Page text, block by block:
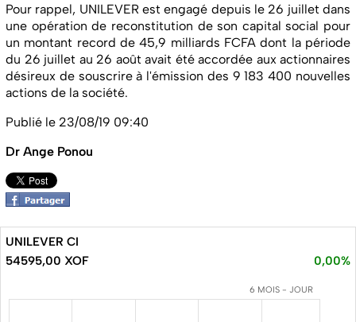
Pour rappel, UNILEVER est engagé depuis le 26 juillet dans
une opération de reconstitution de son capital social pour
un montant record de 45,9 milliards FCFA dont la période
du 26 juillet au 26 août avait été accordée aux actionnaires
désireux de souscrire à l'émission des 9 183 400 nouvelles
actions de la société.
Publié le 23/08/19 09:40
Dr Ange Ponou
UNILEVER CI
54595,00 XOF
0,00%
6 MOIS - JOUR